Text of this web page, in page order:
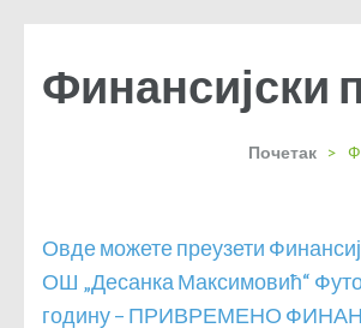
Финансијски
Почетак >
Овде можете преузети
ОШ „Десанка Максимовић“
годину – ПРИВРЕМЕНО